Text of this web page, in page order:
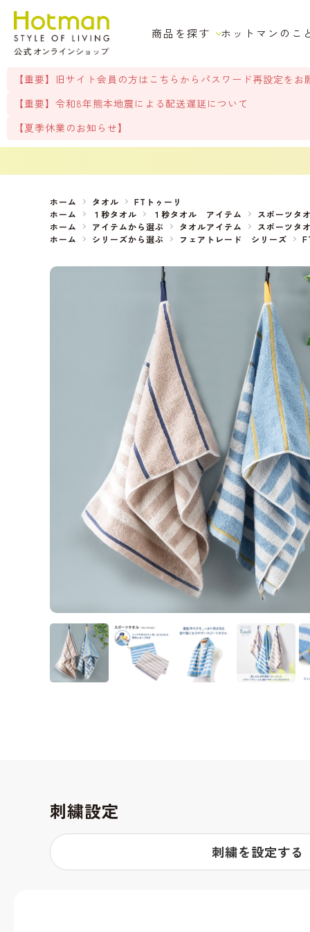
商品を探す ホットマンのこ
【重要】旧サイト会員の方はこちらからパスワード再設定をお
【重要】令和8年熊本地震による配送遅延について
【夏季休業のお知らせ】
ホーム タオル
FTトゥーリ
ホーム
１秒タオル １秒タオル アイテム スポーツタ
ホーム
アイテムから選ぶ タオルアイテム スポーツタ
ホーム
シリーズから選ぶ フェアトレード シリーズ
刺繍設定
刺繍を設定する